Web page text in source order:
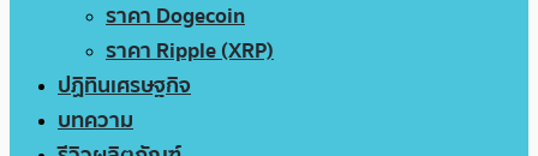
ราคา Dogecoin
ราคา Ripple (XRP)
ปฏิทินเศรษฐกิจ
บทความ